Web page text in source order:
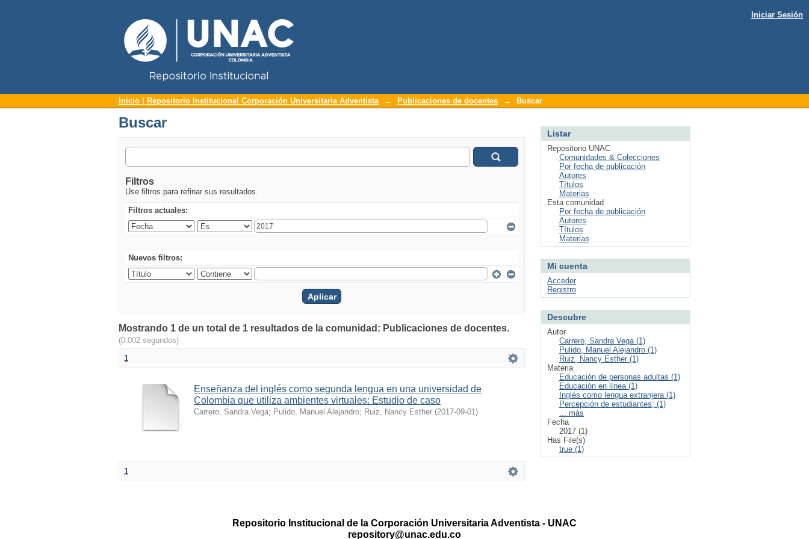
Buscar
Iniciar Sesión
Inicio | Repositorio Institucional Corporación Universitaria Adventista → Publicaciones de docentes → Buscar
Buscar
Filtros
Use filtros para refinar sus resultados.
Filtros actuales:
Nuevos filtros:
Mostrando 1 de un total de 1 resultados de la comunidad: Publicaciones de docentes.
(0.002 segundos)
1
Enseñanza del inglés como segunda lengua en una universidad de
Colombia que utiliza ambientes virtuales: Estudio de caso
Carrero, Sandra Vega; Pulido, Manuel Alejandro; Ruiz, Nancy Esther (2017-09-01)
1
Listar
Repositorio UNAC
Comunidades & Colecciones
Por fecha de publicación
Autores
Títulos
Materias
Esta comunidad
Por fecha de publicación
Autores
Títulos
Materias
Mi cuenta
Acceder
Registro
Descubre
Autor
Carrero, Sandra Vega (1)
Pulido, Manuel Alejandro (1)
Ruiz, Nancy Esther (1)
Materia
Educación de personas adultas (1)
Educación en línea (1)
Inglés como lengua extranjera (1)
Percepción de estudiantes; (1)
... más
Fecha
2017 (1)
Has File(s)
true (1)
Repositorio Institucional de la Corporación Universitaria Adventista - UNAC
repository@unac.edu.co